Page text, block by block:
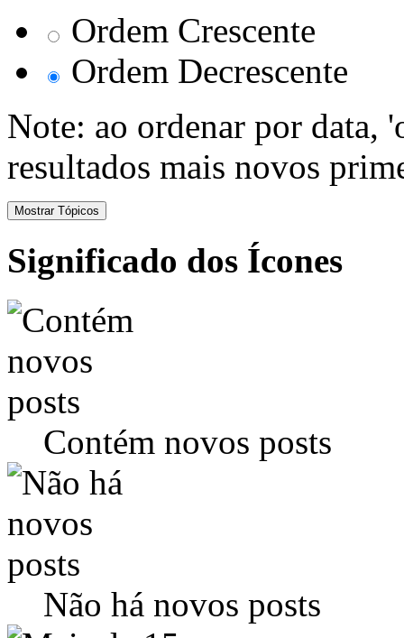
Ordem Crescente
Ordem Decrescente
Note: ao ordenar por data,
resultados mais novos
Significado dos Ícones
Contém novos posts
Não há novos posts